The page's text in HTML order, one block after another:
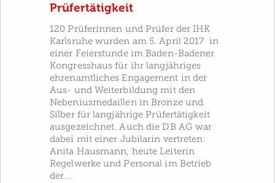
Prüfertätigkeit
120 Prüferinnen und Prüfer der IHK
Karlsruhe wurden am 5. April 2017 in
einer Feierstunde im Baden-Badener
Kongresshaus für ihr langjähriges
ehrenamtliches Engagement in der
Aus- und Weiterbildung mit den
Nebeniusmedaillen in Bronze und
Silber für langjährige Prüfertätigkeit
ausgezeichnet. Auch die DB AG war
dabei mit einer Jubilarin vertreten:
Anita Hausmann, heute Leiterin
Regelwerke und Personal im Betrieb
der...